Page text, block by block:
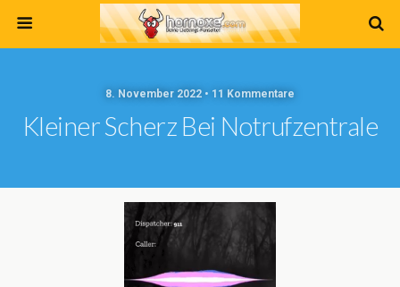
8. November 2022 • 11 Kommentare
Kleiner Scherz Bei Notrufzentrale